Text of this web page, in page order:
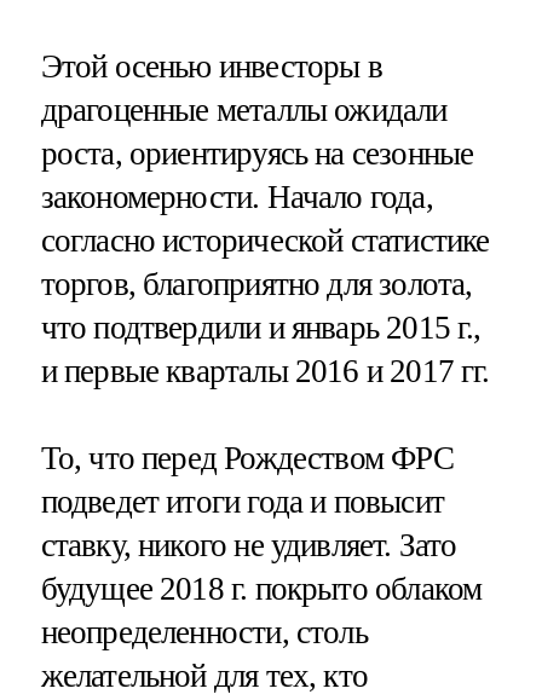
Этой осенью инвесторы в
драгоценные металлы ожидали
роста, ориентируясь на сезонные
закономерности. Начало года,
согласно исторической статистике
торгов, благоприятно для золота,
что подтвердили и январь 2015 г.,
и первые кварталы 2016 и 2017 гг.
То, что перед Рождеством ФРС
подведет итоги года и повысит
ставку, никого не удивляет. Зато
будущее 2018 г. покрыто облаком
неопределенности, столь
желательной для тех, кто